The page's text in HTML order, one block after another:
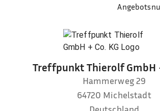
Treffpunkt Thierolf GmbH
Hammerweg 29
64720 Michelstadt